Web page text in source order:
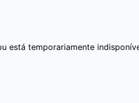
está temporariamente